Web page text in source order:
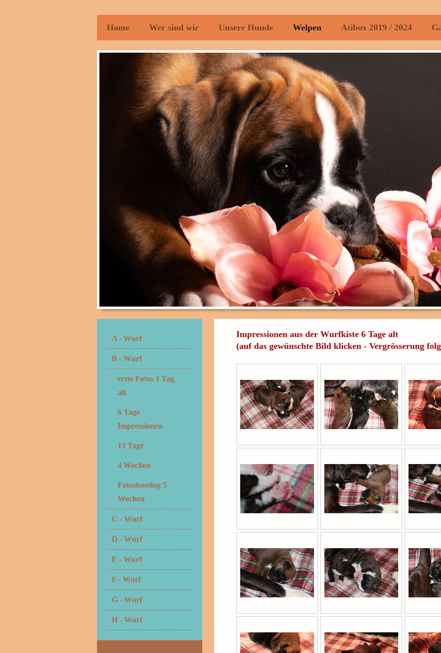
Home Wer sind wir Unsere Hunde Welpen Atibox 2019 / 2024
Impressionen aus der Wurfkiste 6 Tage alt
(auf das gewünschte Bild klicken - Vergrösserung
A - Wurf
B - Wurf
erste Fotos 1 Tag
alt
6 Tage
Impressionen
13 Tage
4 Wochen
Fotoshooting 5
Wochen
C - Wurf
D - Wurf
E - Wurf
F - Wurf
G - Wurf
H - Wurf